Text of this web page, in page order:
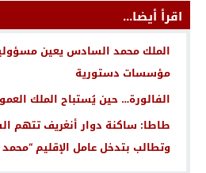
اقرأ أيضا...
الملك محمد السادس يعين
مؤسسات دستورية
الفالورة… حين يُستباح الملك
طاطا: ساكنة دوار أنغريف تتهم
وتطالب بتدخل عامل الإقليم “محمد